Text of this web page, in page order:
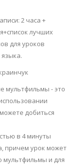
2 часа +
лучших
для уроков
языка.
мультфильмы - это
добиться
в 4 минуты
причем урок может
мультфильмы и для